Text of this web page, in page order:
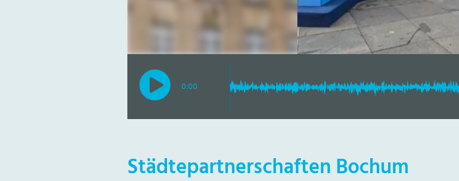
0:00
Städtepartnerschaften Bochum